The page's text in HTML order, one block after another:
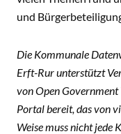
und
Die Kommunale
Erft-Rur unterstützt
von Open Government
Portal bereit, das von
Weise muss nicht jede